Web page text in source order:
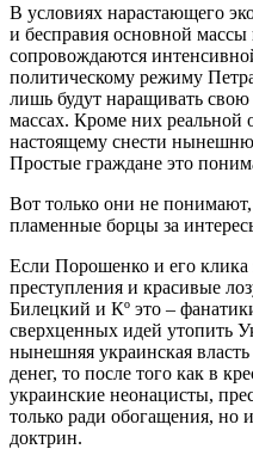
В условиях нарастающего
и бесправия основной массы
сопровождаются
политическому режиму
лишь будут наращивать свою
массах. Кроме них реальной
настоящему снести
Простые граждане это
Вот только они не понимают,
пламенные борцы за
Если Порошенко и его
преступления и красивые
Билецкий и Кº это –
сверхценных идей утопить
нынешняя украинская
денег, то после того как в
украинские неонацисты,
только ради обогащения, но
доктрин.